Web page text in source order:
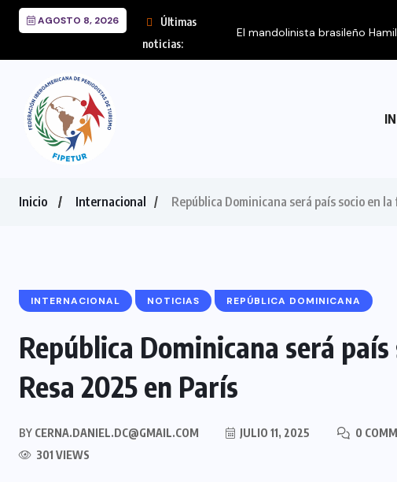
AGOSTO 8, 2026
Últimas
noticias:
El mandolinista brasileño
Inicio Internacional República Dominicana será país socio en
INTERNACIONAL NOTICIAS REPÚBLICA DOMINICANA
República Dominicana será
Resa 2025 en París
BY CERNA.DANIEL.DC@GMAIL.COM JULIO 11, 2025
0
301 VIEWS